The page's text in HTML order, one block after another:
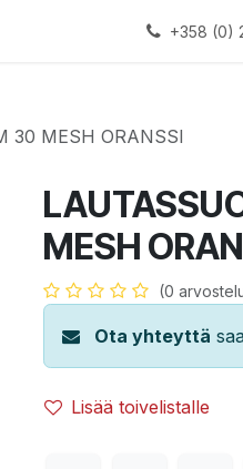
+358 (0)
30 MESH ORANSSI
MESH
(0
Ota yhteyttä
Lisää toivelistalle